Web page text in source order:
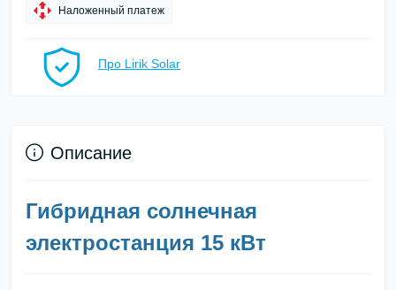
Наложенный платеж
Про Lirik Solar
Описание
Гибридная солнечная
электростанция 15 кВт